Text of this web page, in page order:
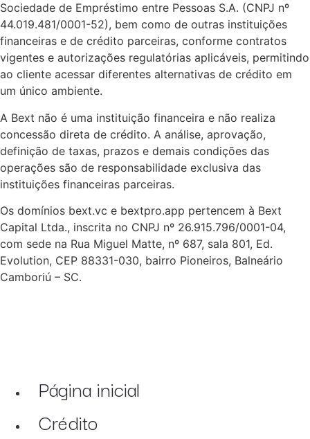
Sociedade de Empréstimo entre Pessoas S.A. (CNPJ nº
44.019.481/0001-52), bem como de outras instituições
financeiras e de crédito parceiras, conforme contratos
vigentes e autorizações regulatórias aplicáveis, permitindo
ao cliente acessar diferentes alternativas de crédito em
um único ambiente.
A Bext não é uma instituição financeira e não realiza
concessão direta de crédito. A análise, aprovação,
definição de taxas, prazos e demais condições das
operações são de responsabilidade exclusiva das
instituições financeiras parceiras.
Os domínios bext.vc e bextpro.app pertencem à Bext
Capital Ltda., inscrita no CNPJ nº 26.915.796/0001-04,
com sede na Rua Miguel Matte, nº 687, sala 801, Ed.
Evolution, CEP 88331-030, bairro Pioneiros, Balneário
Camboriú – SC.
Página inicial
Crédito